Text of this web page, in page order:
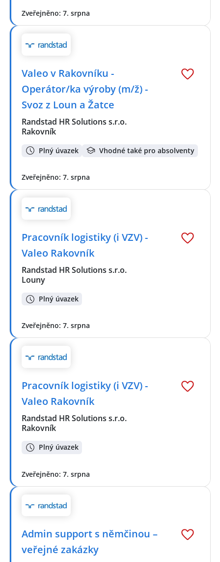
Zveřejněno: 7. srpna
Valeo v Rakovníku -
Operátor/ka výroby (m/ž) -
Svoz z Loun a Žatce
Randstad HR Solutions s.r.o.
Rakovník
Plný úvazek Vhodné také pro absolventy
Zveřejněno: 7. srpna
Pracovník logistiky (i VZV) -
Valeo Rakovník
Randstad HR Solutions s.r.o.
Louny
Plný úvazek
Zveřejněno: 7. srpna
Pracovník logistiky (i VZV) -
Valeo Rakovník
Randstad HR Solutions s.r.o.
Rakovník
Plný úvazek
Zveřejněno: 7. srpna
Admin support s němčinou –
veřejné zakázky